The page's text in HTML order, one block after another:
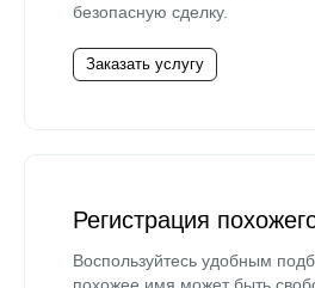
безопасную сделку.
Заказать услугу
Регистрация
Воспользуйтесь удобным